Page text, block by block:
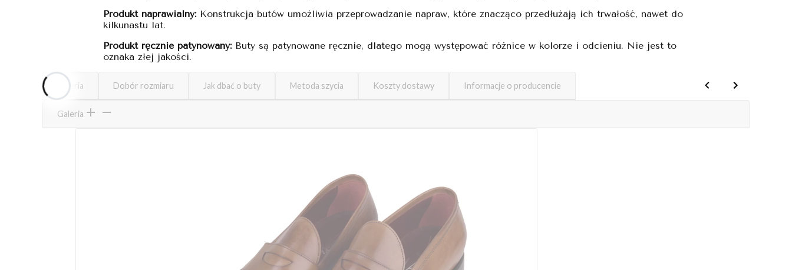
Produkt naprawialny:Konstrukcja butów umożliwia przeprowadzanie napraw, które znacząco przedłużają ich trwałość, nawet do
kilkunastu lat.
Produkt ręcznie patynowany:Buty są patynowane ręcznie, dlatego mogą występować różnice w kolorze i odcieniu. Nie jest to
oznaka złej jakości.
Galeria Dobór rozmiaru Jak dbać o buty Metoda szycia Koszty dostawy Informacje o producencie
Galeria